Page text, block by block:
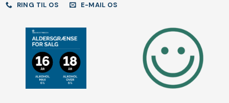
RING TIL OS E-MAIL OS